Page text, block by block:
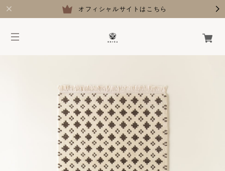
オフィシャルサイトはこちら